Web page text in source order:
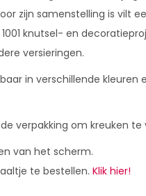
zijn samenstelling is vilt
knutsel- en
versieringen.
in verschillende kleuren
verpakking om kreuken te
van het scherm.
te bestellen. Klik hier!